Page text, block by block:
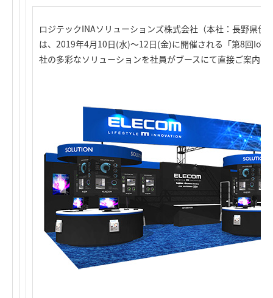
ロジテックINAソリューションズ株式会社（本社：長野県伊
は、2019年4月10日(水)～12日(金)に開催される「第8回IoT/
社の多彩なソリューションを社員がブースにて直接ご案内さ